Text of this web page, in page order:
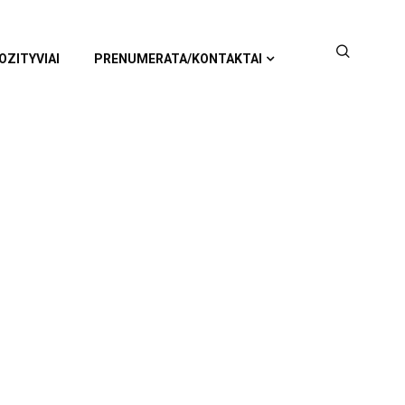
PRENUMERATA/KONTAKTAI